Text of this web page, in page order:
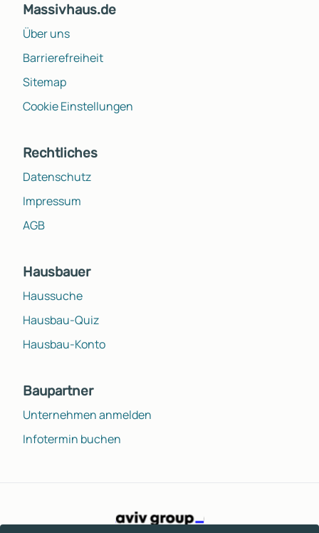
Massivhaus.de
Über uns
Barrierefreiheit
Sitemap
Cookie Einstellungen
Rechtliches
Datenschutz
Impressum
AGB
Hausbauer
Haussuche
Hausbau-Quiz
Hausbau-Konto
Baupartner
Unternehmen anmelden
Infotermin buchen